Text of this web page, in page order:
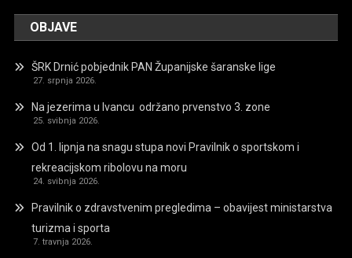
OBJAVE
ŠRK Drnić pobjednik PAN Županijske šaranske lige
27. srpnja 2026.
Na jezerima u Ivancu održano prvenstvo 3. zone
25. svibnja 2026.
Od 1. lipnja na snagu stupa novi Pravilnik o sportskom i
rekreacijskom ribolovu na moru
24. svibnja 2026.
Pravilnik o zdravstvenim pregledima – obavijest ministarstva
turizma i sporta
7. travnja 2026.